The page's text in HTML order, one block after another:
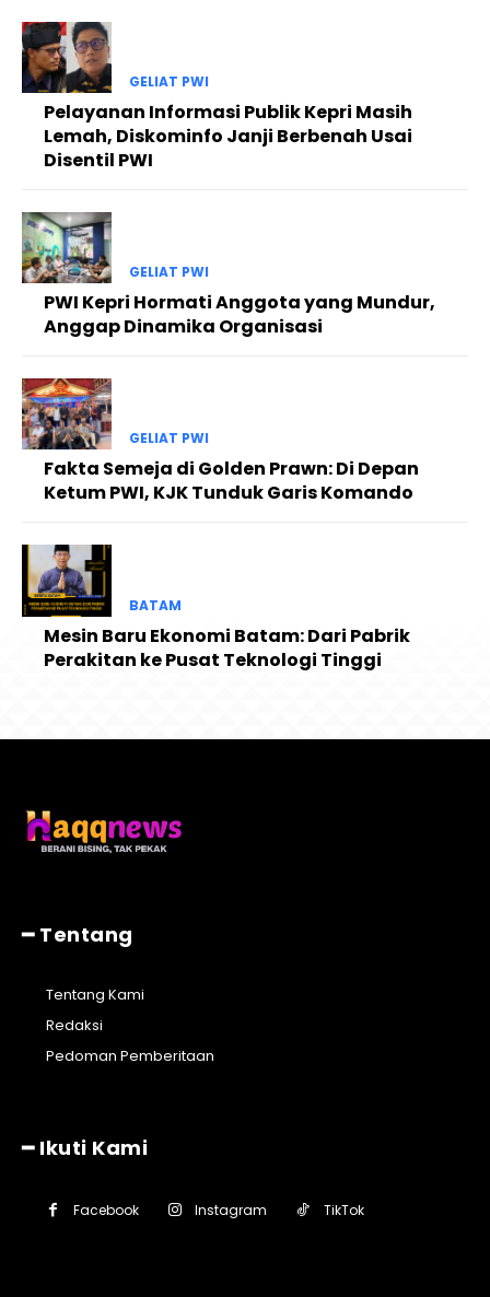
GELIAT PWI
Pelayanan Informasi Publik Kepri Masih
Lemah, Diskominfo Janji Berbenah Usai
Disentil PWI
GELIAT PWI
PWI Kepri Hormati Anggota yang Mundur,
Anggap Dinamika Organisasi
GELIAT PWI
Fakta Semeja di Golden Prawn: Di Depan
Ketum PWI, KJK Tunduk Garis Komando
BATAM
Mesin Baru Ekonomi Batam: Dari Pabrik
Perakitan ke Pusat Teknologi Tinggi
━ Tentang
Tentang Kami
Redaksi
Pedoman Pemberitaan
━ Ikuti Kami
Facebook Instagram TikTok